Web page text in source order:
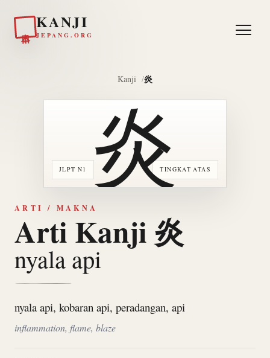
KANJI
JEPANG.ORG
Kanji 炎
JLPT N1 TINGKAT ATAS
炎
ARTI / MAKNA
Arti Kanji 炎
nyala api
nyala api, kobaran api, peradangan, api
inflammation, flame, blaze